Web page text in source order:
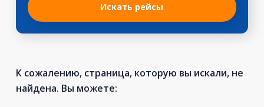
Искать рейсы
К сожалению, страница, которую вы искали, не
найдена. Вы можете: